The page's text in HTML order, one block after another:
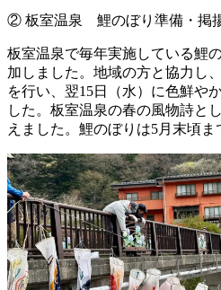
② 板室温泉 鯉のぼり準備・掲
板室温泉で毎年実施している鯉
加しました。地域の方と協力し
を行い、翌15日（水）に色鮮や
した。板室温泉の春の風物詩と
えました。鯉のぼりは5月末頃ま